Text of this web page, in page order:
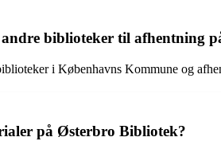
biblioteker til afhentning
i Københavns Kommune og
på Østerbro Bibliotek?